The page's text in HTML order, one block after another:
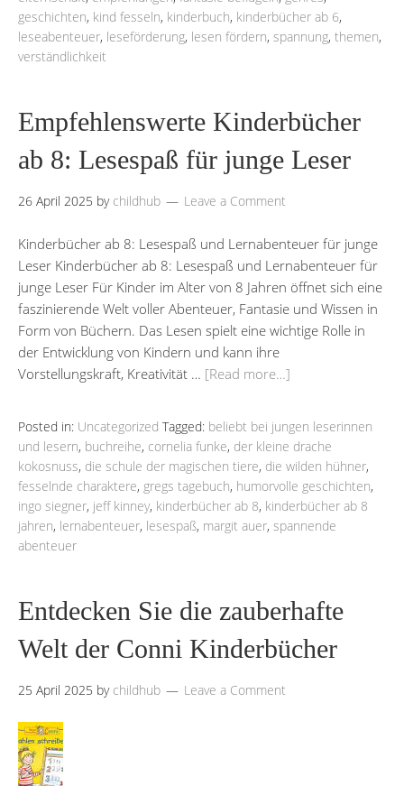
geschichten, kind fesseln, kinderbuch, kinderbücher ab 6,
leseabenteuer, leseförderung, lesen fördern, spannung, themen,
verständlichkeit
Empfehlenswerte Kinderbücher
ab 8: Lesespaß für junge Leser
26 April 2025 by childhub Leave a Comment
Kinderbücher ab 8: Lesespaß und Lernabenteuer für junge
Leser Kinderbücher ab 8: Lesespaß und Lernabenteuer für
junge Leser Für Kinder im Alter von 8 Jahren öffnet sich eine
faszinierende Welt voller Abenteuer, Fantasie und Wissen in
Form von Büchern. Das Lesen spielt eine wichtige Rolle in
der Entwicklung von Kindern und kann ihre
Vorstellungskraft, Kreativität … [Read more…]
Posted in: Uncategorized Tagged: beliebt bei jungen leserinnen
und lesern, buchreihe, cornelia funke, der kleine drache
kokosnuss, die schule der magischen tiere, die wilden hühner,
fesselnde charaktere, gregs tagebuch, humorvolle geschichten,
ingo siegner, jeff kinney, kinderbücher ab 8, kinderbücher ab 8
jahren, lernabenteuer, lesespaß, margit auer, spannende
abenteuer
Entdecken Sie die zauberhafte
Welt der Conni Kinderbücher
25 April 2025 by childhub Leave a Comment